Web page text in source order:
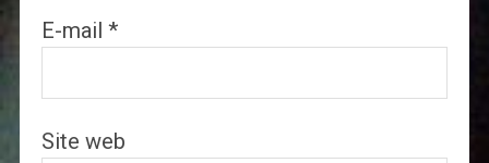
E-mail *
Site web